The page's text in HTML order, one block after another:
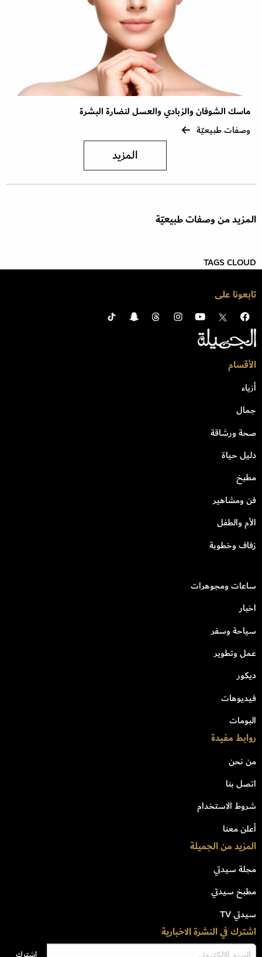
ماسك الشوفان والزبادي والعسل لنضارة البشرة
وصفات طبيعيّة
المزيد
المزيد من وصفات طبيعيّة
TAGS CLOUD
تابعونا على
الأقسام
أزياء
جمال
صحة ورشاقة
دليل حياة
مطبخ
فن ومشاهير
الأم والطفل
زفاف وخطوبة
ساعات ومجوهرات
اخبار
سياحة وسفر
عمل وتطوير
ديكور
فيديوهات
البومات
روابط مفيدة
من نحن
اتصل بنا
شروط الاستخدام
أعلن معنا
المزيد من الجميلة
مجلة سيدتي
مطبخ سيدتي
سيدتي TV
اشترك في النشرة الاخبارية